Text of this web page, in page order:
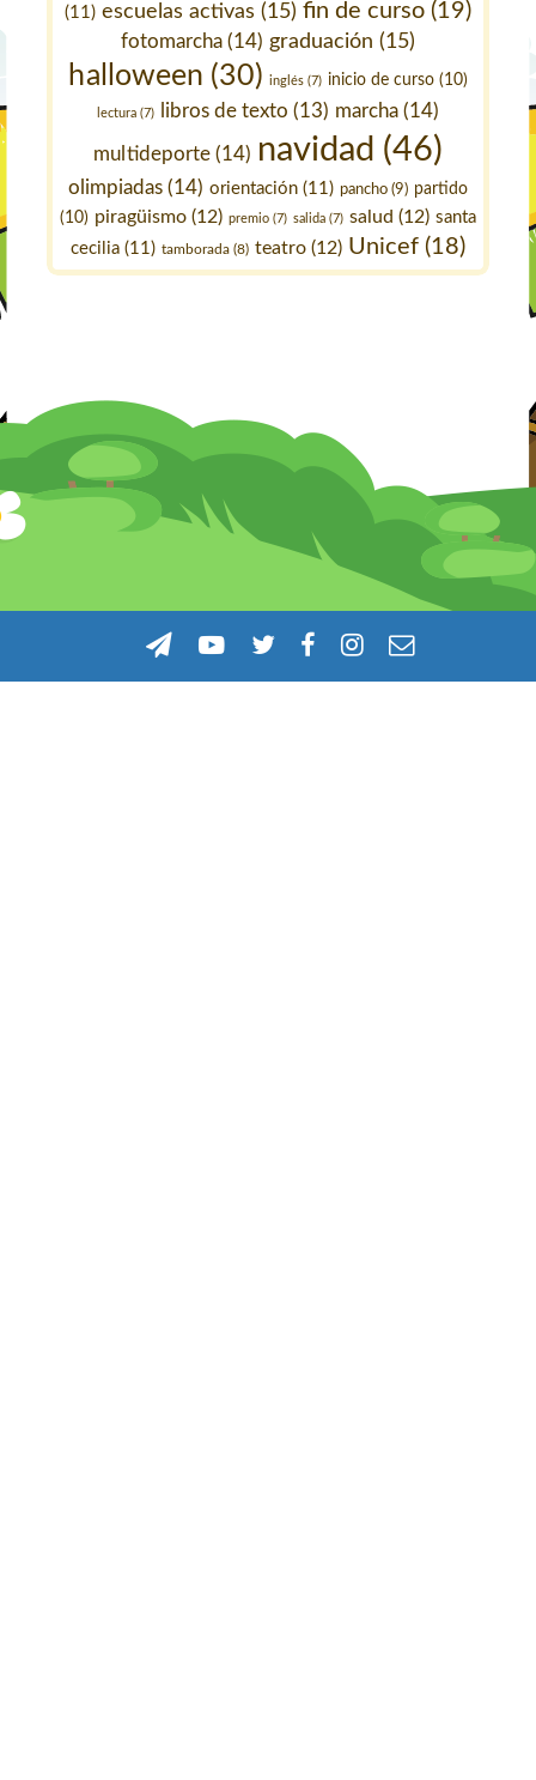
(11) escuelas activas (15) fin de curso (19)
fotomarcha (14) graduación (15)
halloween (30) inglés(7) inicio de curso(10)
lectura (7) libros de texto (13) marcha (14)
multideporte(14) navidad (46)
olimpiadas (14) orientación (11) pancho (9) partido
(10) piragüismo (12) premio (7) salida (7) salud (12) santa
cecilia (11) tamborada (8) teatro (12) Unicef (18)